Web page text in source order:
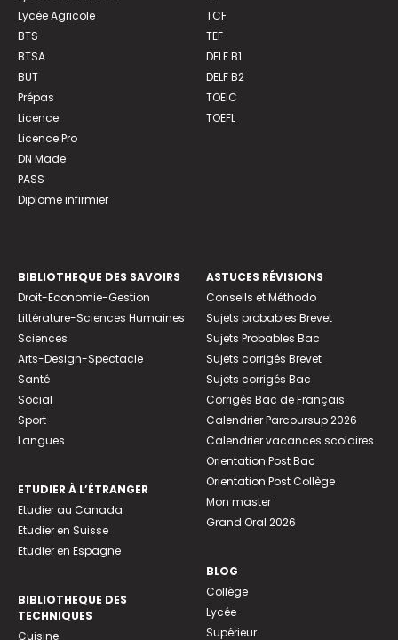
Lycée Agricole
BTS
BTSA
BUT
Prépas
Licence
Licence Pro
DN Made
PASS
Diplome infirmier
TCF
TEF
DELF B1
DELF B2
TOEIC
TOEFL
BIBLIOTHEQUE DES SAVOIRS
Droit-Economie-Gestion
Littérature-Sciences Humaines
Sciences
Arts-Design-Spectacle
Santé
Social
Sport
Langues
ETUDIER À L’ÉTRANGER
Etudier au Canada
Etudier en Suisse
Etudier en Espagne
BIBLIOTHEQUE DES
TECHNIQUES
Cuisine
ASTUCES RÉVISIONS
Conseils et Méthodo
Sujets probables Brevet
Sujets Probables Bac
Sujets corrigés Brevet
Sujets corrigés Bac
Corrigés Bac de Français
Calendrier Parcoursup 2026
Calendrier vacances scolaires
Orientation Post Bac
Orientation Post Collège
Mon master
Grand Oral 2026
BLOG
Collège
Lycée
Supérieur